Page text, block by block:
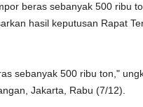
beras sebanyak 500 ribu
hasil keputusan Rapat
sebanyak 500 ribu ton,"
Jakarta, Rabu (7/12).